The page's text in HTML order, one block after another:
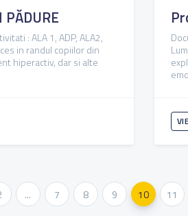
: ALA 1, ADP, ALA2,
in randul copiilor din
hiperactiv, dar si alte
... 7 8 9 10 11